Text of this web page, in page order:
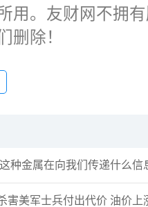
用。友财网不拥
删除！
种金属在向我们传递什么信
害美军士兵付出代价 油价上